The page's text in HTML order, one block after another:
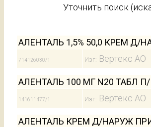
Уточнить поиск
АЛЕНТАЛЬ 1,5% 50,0 КРЕМ Д/
714126030/1 Изг: Вертекс АО
АЛЕНТАЛЬ 100 МГ N20 ТАБЛ
141611477/1 Изг: Вертекс АО
АЛЕНТАЛЬ КРЕМ Д/НАРУЖ